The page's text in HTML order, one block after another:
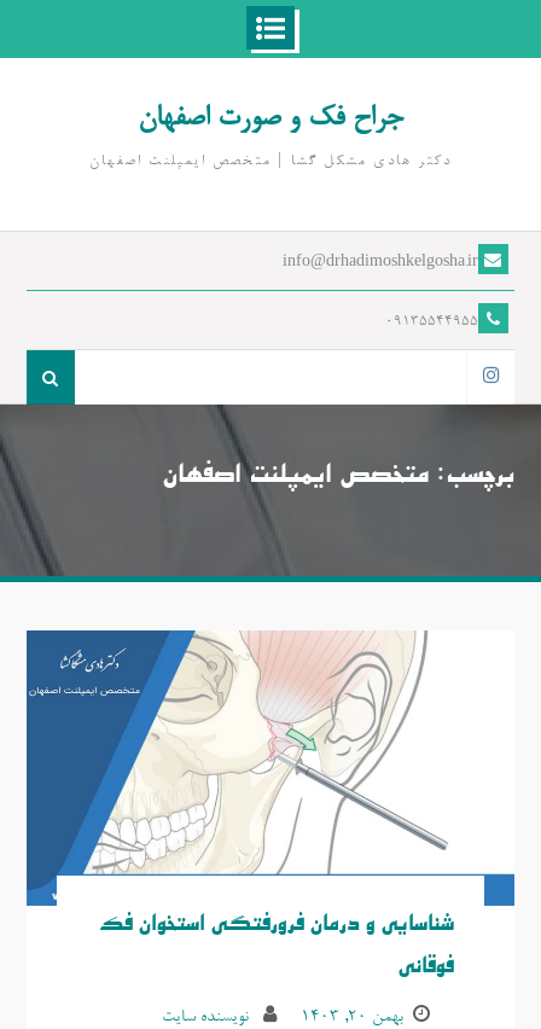
جراح فک و صورت اصفهان
دکتر هادی مشکل گشا | متخصص ايمپلنت اصفهان
info@drhadimoshkelgosha.ir
09135544955
برچسب: متخصص ايمپلنت اصفهان
شناسایی و درمان فرورفتگی استخوان فک
فوقانی
بهمن ۲۰, ۱۴۰۳ نویسنده سایت